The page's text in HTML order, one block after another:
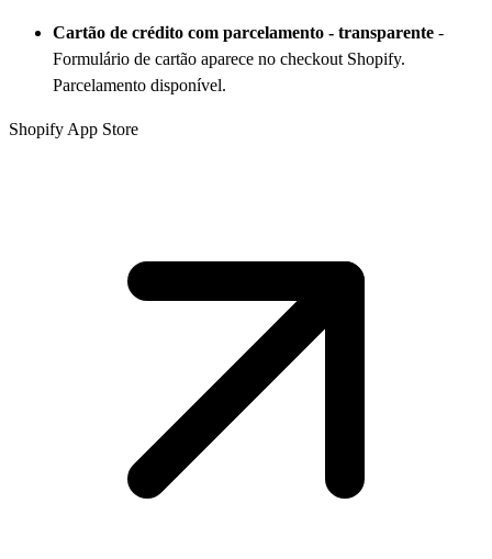
Cartão de crédito com parcelamento - transparente -
Formulário de cartão aparece no checkout Shopify.
Parcelamento disponível.
Shopify App Store